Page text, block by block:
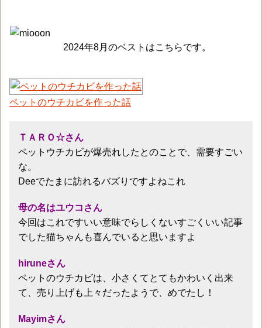
2024年8月のベストはこちらです。
ペットのウチカビを作った話
ＴＡＲＯ☆さん
ペットウチカビが爆売れしたとのことで、需要すごい
な。
Deeでたまに訪れるバズりですよねこれ
母の名はユウコさん
今回はこれですいい意味でらしくないすごくいい記事
でした猫ちゃんも喜んでいると思いますよ
hiruneさん
ペットのウチカビは、小さくてとてもかわいく出来
て、売り上げも上々だったようで、めでたし！
Mayimさん